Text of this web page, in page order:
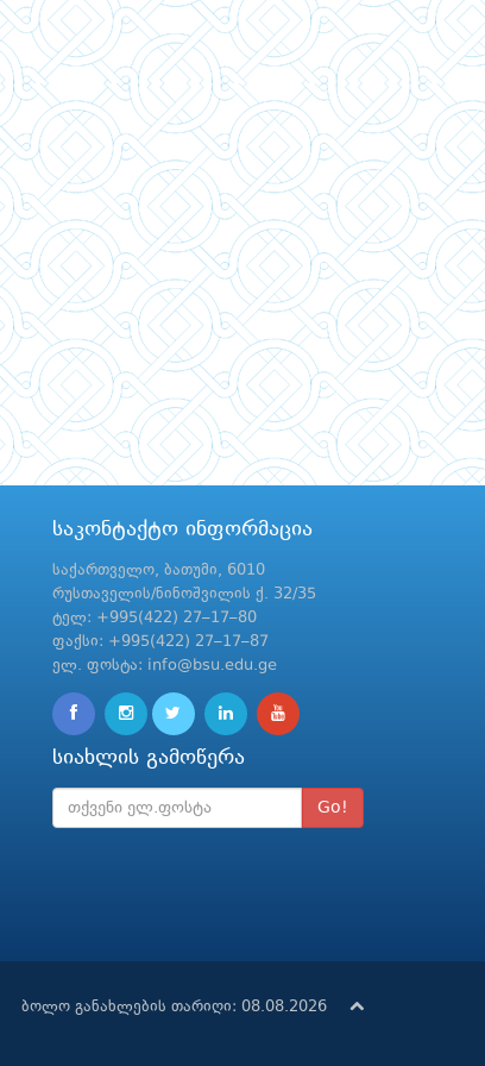
საკონტაქტო ინფორმაცია
საქართველო, ბათუმი, 6010
რუსთაველის/ნინოშვილის ქ. 32/35
ტელ: +995(422) 27–17–80
ფაქსი: +995(422) 27–17–87
ელ. ფოსტა: info@bsu.edu.ge
სიახლის გამოწერა
Go!
ბოლო განახლების თარიღი: 08.08.2026